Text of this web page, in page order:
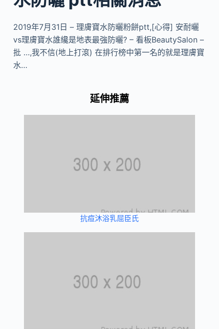
2019年7月31日 – 理膚寶水防曬粉餅ptt,[心得] 安耐曬
vs理膚寶水誰纔是地表最強防曬? – 看板BeautySalon –
批 …,我不信(地上打滾) 在排行榜中第一名的就是理膚寶
水…
延伸推薦
抗痘沐浴乳屈臣氏